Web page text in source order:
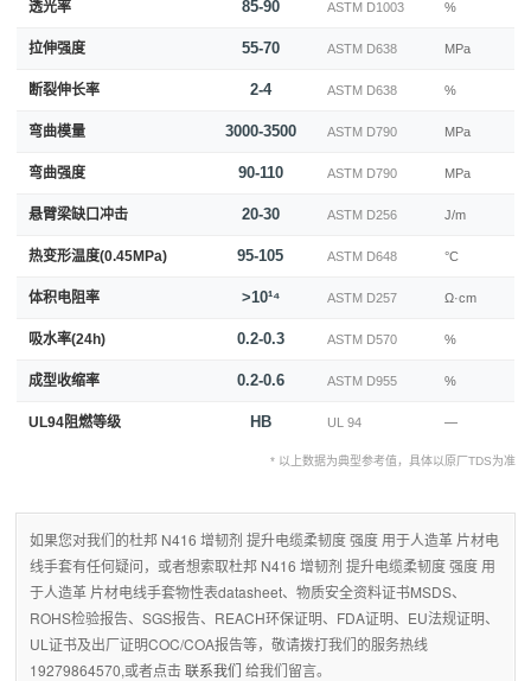
透光率 85-90 ASTM D1003 %
拉伸强度 55-70 ASTM D638 MPa
断裂伸长率 2-4 ASTM D638 %
弯曲模量 3000-3500 ASTM D790 MPa
弯曲强度 90-110 ASTM D790 MPa
悬臂梁缺口冲击 20-30 ASTM D256 J/m
热变形温度(0.45MPa) 95-105 ASTM D648 °C
体积电阻率 >10¹⁴ ASTM D257 Ω·cm
吸水率(24h) 0.2-0.3 ASTM D570 %
成型收缩率 0.2-0.6 ASTM D955 %
UL94阻燃等级 HB UL 94 —
* 以上数据为典型参考值，具体以原厂TDS为准
如果您对我们的杜邦 N416 增韧剂 提升电缆柔韧度 强度 用于人造革 片材电
线手套有任何疑问，或者想索取杜邦 N416 增韧剂 提升电缆柔韧度 强度 用
于人造革 片材电线手套物性表datasheet、物质安全资料证书MSDS、
ROHS检验报告、SGS报告、REACH环保证明、FDA证明、EU法规证明、
UL证书及出厂证明COC/COA报告等，敬请拨打我们的服务热线
19279864570,或者点击联系我们 给我们留言。